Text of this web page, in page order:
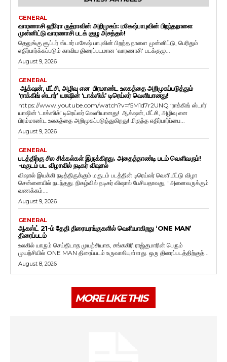
GENERAL
வாரணாசி ஹீரோ ருத்ராவின் அறிமுகம்: மகேஷ்பாபுவின் பிறந்தநாளை
முன்னிட்டு வாரணாசி படக் குழு அசத்தல்!
தெலுங்கு சூப்பர் ஸ்டார் மகேஷ் பாபுவின் பிறந்த நாளை முன்னிட்டு, பெரிதும்
எதிர்பார்க்கப்படும் காவிய திரைப்படமான 'வாரணாசி' படக்குழு...
August 9, 2026
GENERAL
ஆக்‌ஷன், மீட்சி, அழிவு என பிரமாண்ட உலகத்தை அறிமுகப்படுத்தும்
‘ராக்கிங் ஸ்டார்’ யாஷின் ‘டாக்ஸிக்’ டிரெய்லர் வெளியானது!
https://www.youtube.com/watch?v=f5M1d7r2UNQ ‘ராக்கிங் ஸ்டார்’
யாஷின் ‘டாக்ஸிக்’ டிரெய்லர் வெளியானது! ஆக்‌ஷன், மீட்சி, அழிவு என
பிரம்மாண்ட உலகத்தை அறிமுகப்படுத்துகிறது! மிகுந்த எதிர்பார்ப்பை...
August 9, 2026
GENERAL
படத்திற்கு சில சிக்கல்கள் இருக்கிறது. அதைத்தாண்டி படம் வெளிவரும்!
-மகுடம் பட விழாவில் நடிகர் விஷால்
விஷால் இயக்கி நடித்திருக்கும் மகுடம் படத்தின் டிரெய்லர் வெளியீட்டு விழா
சென்னையில் நடந்தது. நிகழ்வில் நடிகர் விஷால் பேசியதாவது, "அனைவருக்கும்
வணக்கம்....
August 9, 2026
GENERAL
ஆகஸ்ட் 21-ம் தேதி திரையரங்குகளில் வெளியாகிறது ‘ONE MAN’
திரைப்படம்
உலகில் யாரும் செய்திடாத முயற்சியாக, சங்ககிரி ராஜ்குமாரின் பெரும்
முயற்சியில் ONE MAN திரைப்படம் உருவாகியுள்ளது. ஒரு திரைப்படத்திற்குத்...
August 8, 2026
MORE LIKE THIS